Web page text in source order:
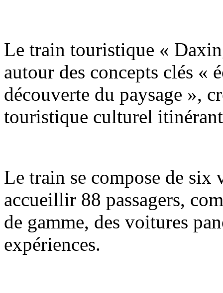
Le train touristique «
autour des concepts clés «
découverte du paysage »,
touristique culturel
Le train se compose de six
accueillir 88 passagers,
de gamme, des voitures
expériences.